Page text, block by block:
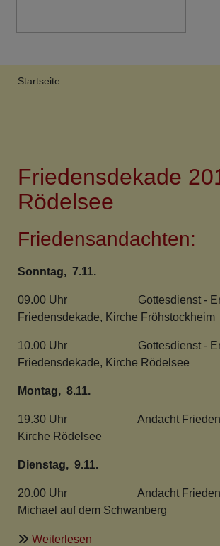
Breadcrumb
Startseite
Friedensdekade
Rödelsee
Friedensandachten:
Sonntag, 7.11.
09.00 Uhr Gottesdienst -
Friedensdekade, Kirche Fröhstockheim
10.00 Uhr Gottesdienst -
Friedensdekade, Kirche Rödelsee
Montag, 8.11.
19.30 Uhr Andacht
Kirche Rödelsee
Dienstag, 9.11.
20.00 Uhr Andacht
Michael auf dem Schwanberg
Weiterlesen